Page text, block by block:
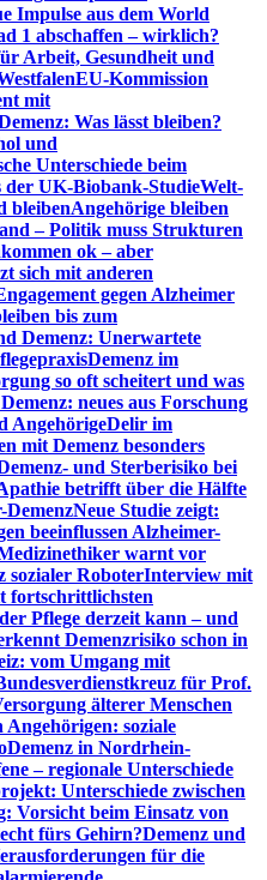
Impulse aus dem World
1 abschaffen – wirklich?
Arbeit, Gesundheit und
EU-Kommission
mit
Was lässt bleiben?
und
Unterschiede beim
der UK-Biobank-StudieWelt-
bleibenAngehörige bleiben
– Politik muss Strukturen
ok – aber
sich mit anderen
gegen Alzheimer
bis zum
Demenz: Unerwartete
Demenz im
so oft scheitert und was
neues aus Forschung
AngehörigeDelir im
mit Demenz besonders
und Sterberisiko bei
betrifft über die Hälfte
Neue Studie zeigt:
beeinflussen Alzheimer-
warnt vor
sozialer RoboterInterview mit
fortschrittlichsten
Pflege derzeit kann – und
Demenzrisiko schon in
vom Umgang mit
für Prof.
älterer Menschen
Angehörigen: soziale
Demenz in Nordrhein-
– regionale Unterschiede
Unterschiede zwischen
Vorsicht beim Einsatz von
fürs Gehirn?Demenz und
für die